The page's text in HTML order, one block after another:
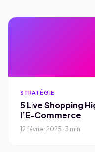
STRATÉGIE
5 Live Shopping
l’E-Commerce
12 février 2025 · 3 min